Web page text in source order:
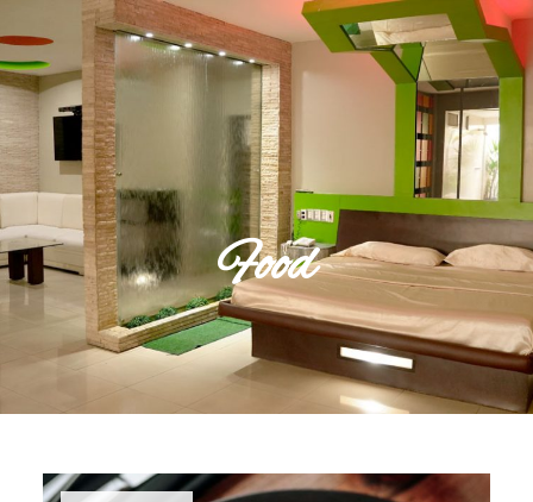
Food